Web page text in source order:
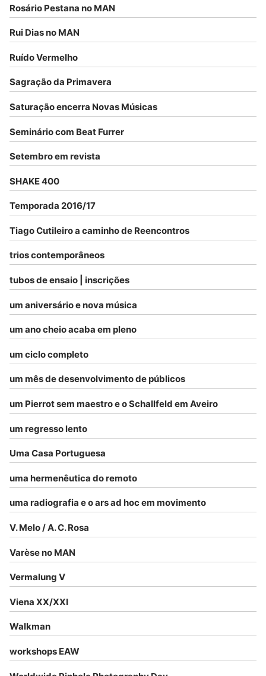
Rosário Pestana no MAN
Rui Dias no MAN
Ruído Vermelho
Sagração da Primavera
Saturação encerra Novas Músicas
Seminário com Beat Furrer
Setembro em revista
SHAKE 400
Temporada 2016/17
Tiago Cutileiro a caminho de Reencontros
trios contemporâneos
tubos de ensaio | inscrições
um aniversário e nova música
um ano cheio acaba em pleno
um ciclo completo
um mês de desenvolvimento de públicos
um Pierrot sem maestro e o Schallfeld em Aveiro
um regresso lento
Uma Casa Portuguesa
uma hermenêutica do remoto
uma radiografia e o ars ad hoc em movimento
V. Melo / A. C. Rosa
Varèse no MAN
Vermalung V
Viena XX/XXI
Walkman
workshops EAW